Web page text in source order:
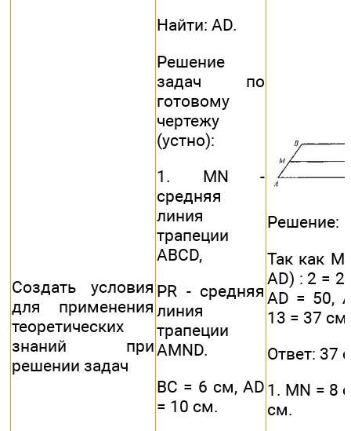
Создать условия
для применения
теоретических
знаний при
решении задач
Найти: AD.
Решение
задач по
готовому
чертежу
(устно):
1. MN -
средняя
линия
трапеции
ABCD,
PR - средняя
линия
трапеции
AMND.
ВС = 6 см, AD
= 10 см.
Решение:
Так как
AD) : 2 =
AD = 50,
13 = 37 см.
Ответ: 37
1. MN = 8
см.